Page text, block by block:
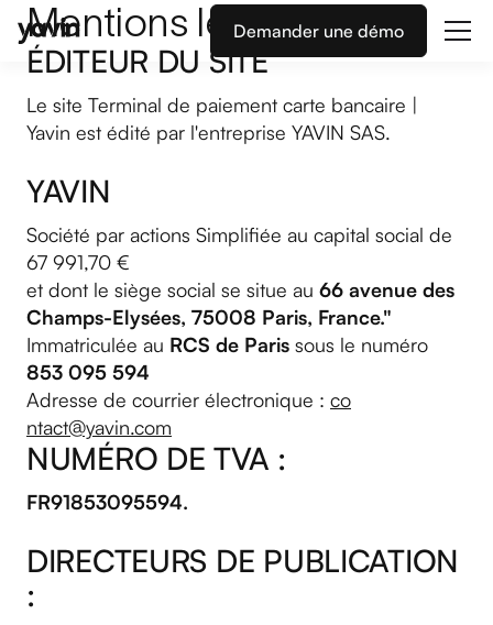
Demander une démo
Mentions légales
ÉDITEUR DU SITE
Le site Terminal de paiement carte bancaire |
Yavin est édité par l'entreprise YAVIN SAS.
YAVIN
Société par actions Simplifiée au capital social de
67 991,70 €
et dont le siège social se situe au 66 avenue des
Champs-Elysées, 75008 Paris, France."
Immatriculée au RCS de Paris sous le numéro
853 095 594
Adresse de courrier électronique : co
ntact@yavin.com
NUMÉRO DE TVA :
FR91853095594.
DIRECTEURS DE PUBLICATION
: